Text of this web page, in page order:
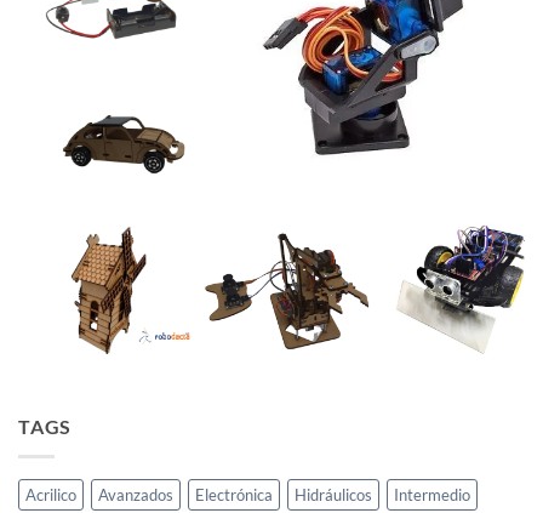
TAGS
Acrilico Avanzados Electrónica Hidráulicos
Intermedio